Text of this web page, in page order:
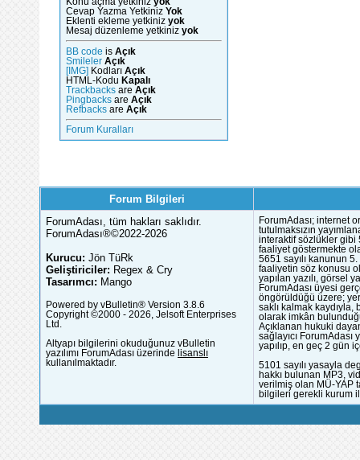
Cevap Yazma Yetkiniz Yok
Eklenti ekleme yetkiniz yok
Mesaj düzenleme yetkiniz yok
BB code is Açık
Smileler Açık
[IMG] Kodları Açık
HTML-Kodu Kapalı
Trackbacks are Açık
Pingbacks are Açık
Refbacks are Açık
Forum Kuralları
Forum Bilgileri
ForumAdası, tüm hakları saklıdır.
ForumAdası®©2022-2026
Kurucu: Jön TüRk
Geliştiriciler: Regex & Cry
Tasarımcı: Mango
Powered by vBulletin® Version 3.8.6
Copyright ©2000 - 2026, Jelsoft Enterprises
Ltd.
Altyapı bilgilerini okuduğunuz vBulletin
yazılımı ForumAdası üzerinde lisanslı
kullanılmaktadır.
ForumAdası; internet
tutulmaksızın
interaktif sözlükler gibi
faaliyet göstermekte
5651 sayılı kanunun
faaliyetin söz konusu
yapılan yazılı, görsel
ForumAdası üyesi
öngörüldüğü üzere;
saklı kalmak
olarak imkân
Açıklanan hukuki
sağlayıcı
yapılıp, en geç 2 gün
5101 sayılı yasayla
hakkı bulunan MP3,
verilmiş olan MÜ-YAP
bilgileri gerekli kurum